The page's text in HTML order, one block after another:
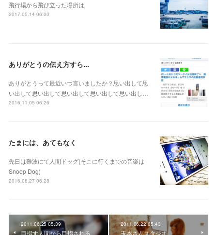
飛行場から飛び立った場所は
2017.05.14 06:00
ありがとうの伝え方すら...
ありがとうって最近いつ言いましたか？思い出して思
い出して思い出して思い出して思い出して思い出し…
2016.11.05 06:26
たまには、あてもなく
先日は難波にて人間ドッグ(そこに行くまでの音楽は
Snoop Dog)
2016.08.27 06:28
2011.06.25 05:39
目指す人間から目指される
2011.06.22 05:43
玉本さんスタジオ